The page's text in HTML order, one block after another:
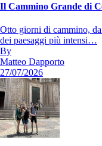
Il Cammino Grande di
Otto giorni di cammino,
dei paesaggi più intensi…
By
Matteo Dapporto
27/07/2026